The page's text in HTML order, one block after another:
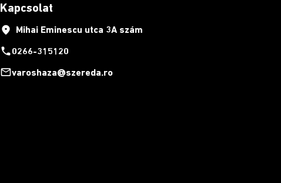
Kapcsolat
place Mihai Eminescu utca 3A szám
phone0266-315120
mail_outlinevaroshaza@szereda.ro